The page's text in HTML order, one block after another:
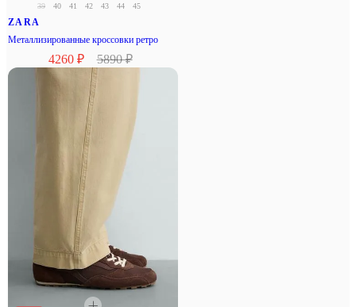
39 40 41 42 43 44 45
ZARA
Металлизированные кроссовки ретро
4260 ₽ 5890 ₽